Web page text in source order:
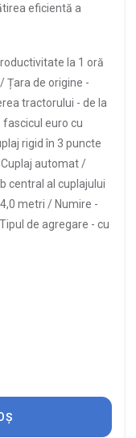
eficientă a
la 1 oră
Țara de origine -
tractorului - de la
fascicul euro cu
rigid în 3 puncte
automat /
central al cuplajului
4,0 metri / Numire -
Tipul de agregare - cu